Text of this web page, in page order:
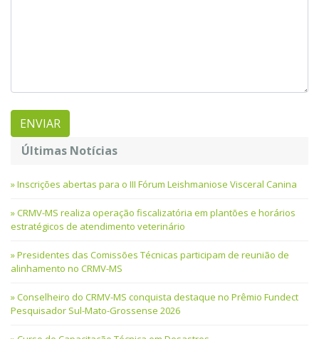
Últimas Notícias
Inscrições abertas para o III Fórum Leishmaniose Visceral Canina
CRMV-MS realiza operação fiscalizatória em plantões e horários
estratégicos de atendimento veterinário
Presidentes das Comissões Técnicas participam de reunião de
alinhamento no CRMV-MS
Conselheiro do CRMV-MS conquista destaque no Prêmio Fundect
Pesquisador Sul-Mato-Grossense 2026